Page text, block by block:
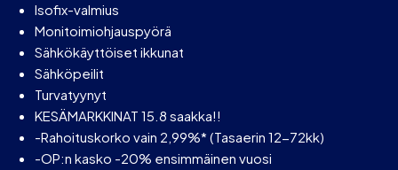
Isofix-valmius
Monitoimiohjauspyörä
Sähkökäyttöiset ikkunat
Sähköpeilit
Turvatyynyt
KESÄMARKKINAT 15.8 saakka!!
-Rahoituskorko vain 2,99%* (Tasaerin 12-72kk)
-OP:n kasko -20% ensimmäinen vuosi